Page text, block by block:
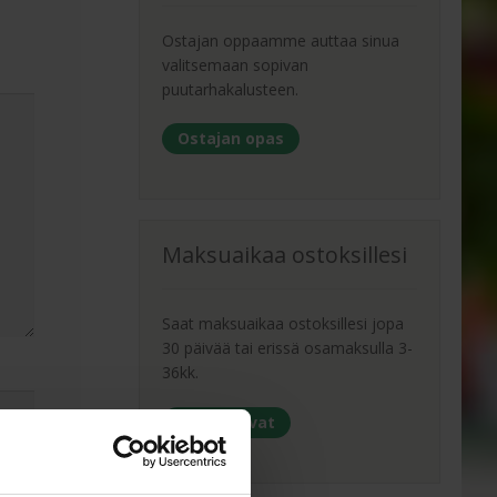
Ostajan oppaamme auttaa sinua
valitsemaan sopivan
puutarhakalusteen.
Ostajan opas
Maksuaikaa ostoksillesi
Saat maksuaikaa ostoksillesi jopa
30 päivää tai erissä osamaksulla 3-
36kk.
Maksutavat